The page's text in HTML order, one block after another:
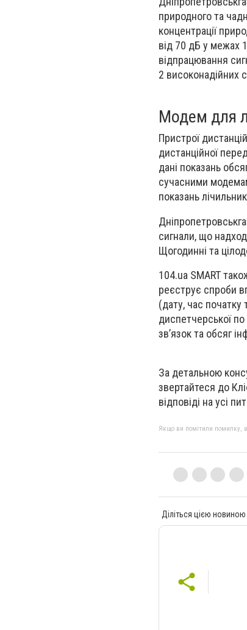
природного та
концентрації
від 70 дБ у межах
відпрацювання
2 високонадійних
Модем для
Пристрої
дистанційної
дані показань
сучасними
показань
сигнали, що
Щогодинні та
104.ua SMART
реєструє спроби
(дату, час початку
диспетчерської
зв’язок та обсяг
За детальною
звертайтеся до
відповіді на усі
Якщо ви помітили помилку,
Діліться цією